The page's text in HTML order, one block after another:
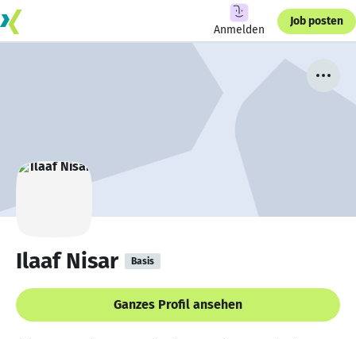
Anmelden
Job posten
Ilaaf Nisar Basis
Ganzes Profil ansehen